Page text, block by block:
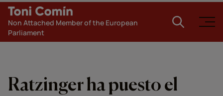
Non Attached Member of the European
Parliament
Ratzinger ha puesto el